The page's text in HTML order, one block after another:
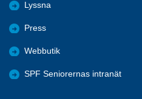
Lyssna
Press
Webbutik
SPF Seniorernas intranät